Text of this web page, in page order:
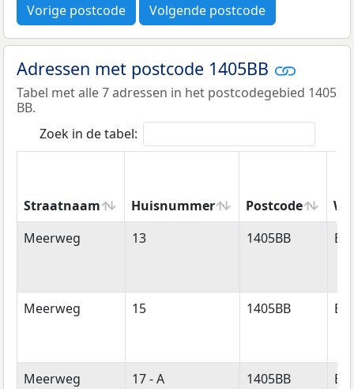
Vorige postcode Volgende postcode
Adressen met postcode 1405BB
Tabel met alle 7 adressen in het postcodegebied 1405
BB.
Zoek in de tabel:
Straatnaam Huisnummer Postcode
Straatnaam
Huisnummer Postcode
Meerweg 13 1405BB
Meerweg 15 1405BB
Meerweg 17 - A 1405BB